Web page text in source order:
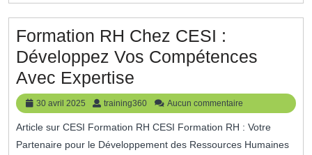
Gestion
De
Projet
En
Ligne
Formation RH Chez CESI :
Développez Vos Compétences
Avec Expertise
RH
Chez
CESI
30 avril 2025
30
avril
2025
training360 training360
Aucun commentaire
Article sur CESI Formation RH CESI Formation RH : Votre
Partenaire pour le Développement des Ressources Humaines